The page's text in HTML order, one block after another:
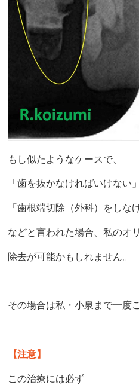
もし似たようなケースで、
「歯を抜かなければいけない」
「歯根端切除（外科）をしな
などと言われた場合、私のオ
除去が可能かもしれません。
その場合は私・小泉まで一度
【注意】
この治療には必ず